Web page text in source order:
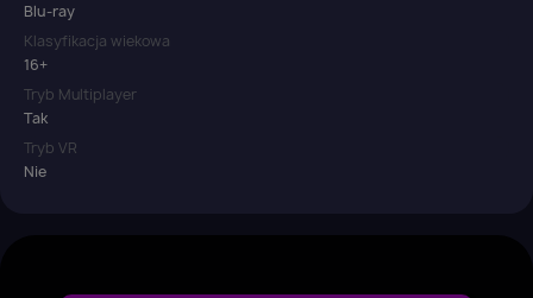
Blu-ray
Klasyfikacja wiekowa
16+
Tryb Multiplayer
Tak
Tryb VR
Nie